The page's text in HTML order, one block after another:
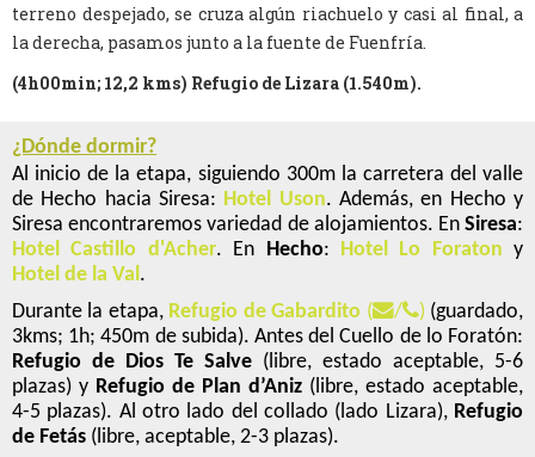
terreno despejado, se cruza algún riachuelo y casi al final, a
la derecha, pasamos junto a la fuente de Fuenfría.
(4h00min; 12,2 kms) Refugio de Lizara (1.540m).
¿Dónde dormir?
Al inicio de la etapa, siguiendo 300m la carretera del valle
de Hecho hacia Siresa: Hotel Uson. Además, en Hecho y
Siresa encontraremos variedad de alojamientos. En Siresa:
Hotel Castillo d'Acher. En Hecho: Hotel Lo Foraton y
Hotel de la Val .
Durante la etapa, Refugio de Gabardito ( / ) (guardado,
3kms; 1h; 450m de subida). Antes del Cuello de lo Foratón:
Refugio de Dios Te Salve (libre, estado aceptable, 5-6
plazas) y Refugio de Plan d’Aniz (libre, estado aceptable,
4-5 plazas). Al otro lado del collado (lado Lizara), Refugio
de Fetás (libre, aceptable, 2-3 plazas).